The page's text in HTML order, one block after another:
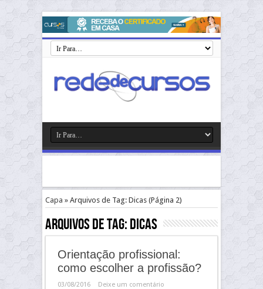
Capa » Arquivos de Tag: Dicas (Página 2)
Arquivos de Tag:Dicas
Orientação profissional:
como escolher a profissão?
03/08/2016 Deixe um comentário